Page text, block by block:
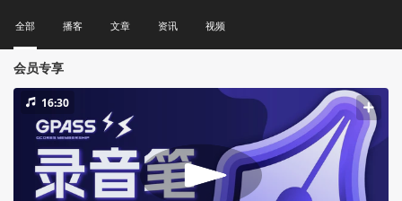
全部 播客 文章 资讯 视频
会员专享
16:30